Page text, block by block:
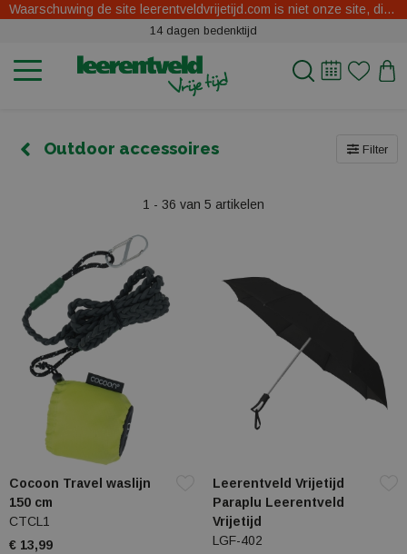
Waarschuwing de site leerentveldvrijetijd.com is niet onze site, dit zijn oplichters.
14 dagen bedenktijd
Outdoor accessoires Filter
1 - 36 van 5 artikelen
Cocoon Travel waslijn
150 cm
CTCL1
€ 13,99
Leerentveld Vrijetijd
Paraplu Leerentveld
Vrijetijd
LGF-402